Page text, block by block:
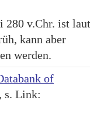
280 v.Chr. ist laut
kann aber
werden.
of
s. Link: